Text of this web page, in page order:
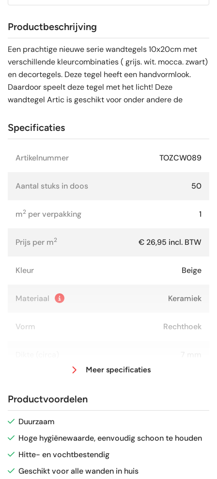
Productbeschrijving
Een prachtige nieuwe serie wandtegels 10x20cm met
verschillende kleurcombinaties ( grijs. wit. mocca. zwart)
en decortegels. Deze tegel heeft een handvormlook.
Daardoor speelt deze tegel met het licht! Deze
wandtegel Artic is geschikt voor onder andere de
Specificaties
Artikelnummer TOZCW089
Aantal stuks in doos 50
m2 per verpakking 1
Prijs per m2 € 26,95 incl. BTW
Kleur Beige
Materiaal Keramiek
Vorm Rechthoek
Glans / Mat Glans
Gerectificeerd Nee
Vorstbestendig
Meer specificaties
Productvoordelen
Duurzaam
Hoge hygiënewaarde, eenvoudig schoon te houden
Hitte- en vochtbestendig
Geschikt voor alle wanden in huis